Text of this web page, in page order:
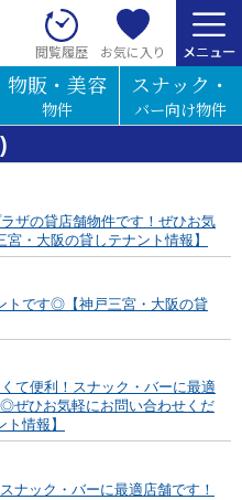
閲覧履歴 お気に入り
物販・美容
物件
スナック・
バー向け物件
ザの貸店舗物件です！ぜひお気
・大阪の貸しテナント情報】
トです◎【神戸三宮・大阪の貸
て便利！スナック・バーに最適
ぜひお気軽にお問い合わせくだ
情報】
ナック・バーに最適店舗です！